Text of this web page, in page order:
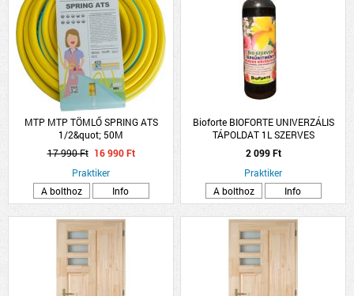
MTP MTP TÖMLŐ SPRING ATS
1/2&quot; 50M
CSAVARODÁSMENTES
17 990 Ft 16 990 Ft
Praktiker
A bolthoz
Info
Bioforte BIOFORTE UNIVERZÁLIS
TÁPOLDAT 1L SZERVES
2 099 Ft
Praktiker
A bolthoz
Info